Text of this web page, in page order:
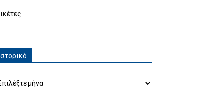
Ιστορικό